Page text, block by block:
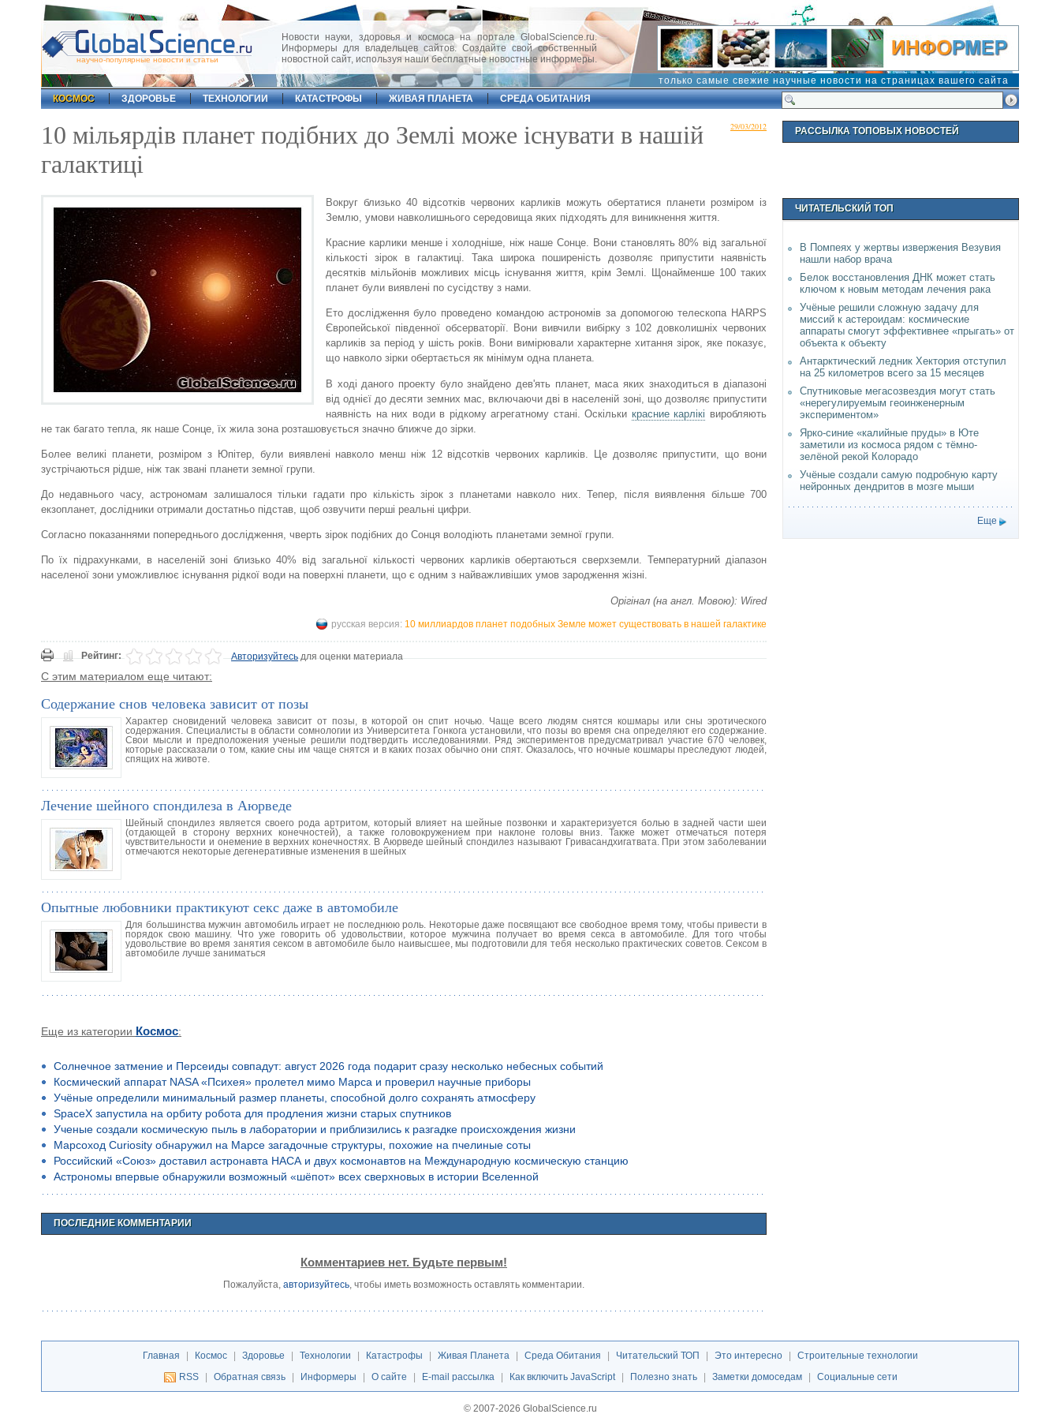
научно-популярные новости и статьи
Новости науки, здоровья и космоса на портале GlobalScience.ru.
Информеры для владельцев сайтов. Создайте свой собственный
новостной сайт, используя наши бесплатные новостные информеры.
только самые свежие научные новости на страницах вашего сайта
КОСМОС
ЗДОРОВЬЕ ТЕХНОЛОГИИ КАТАСТРОФЫ ЖИВАЯ ПЛАНЕТА СРЕДА ОБИТАНИЯ
29/03/2012
10 мільярдів планет подібних до Землі може існувати в нашій
галактиці
Вокруг близько 40 відсотків червоних карликів можуть обертатися планети розміром із
Землю, умови навколишнього середовища яких підходять для виникнення життя.
Красние карлики менше і холодніше, ніж наше Сонце. Вони становлять 80% від загальної
кількості зірок в галактиці. Така широка поширеність дозволяє припустити наявність
десятків мільйонів можливих місць існування життя, крім Землі. Щонайменше 100 таких
планет були виявлені по сусідству з нами.
Ето дослідження було проведено командою астрономів за допомогою телескопа HARPS
Європейської південної обсерваторії. Вони вивчили вибірку з 102 довколишніх червоних
карликів за період у шість років. Вони вимірювали характерне хитання зірок, яке показує,
що навколо зірки обертається як мінімум одна планета.
В ході даного проекту було знайдено дев'ять планет, маса яких знаходиться в діапазоні
від однієї до десяти земних мас, включаючи дві в населеній зоні, що дозволяє припустити
наявність на них води в рідкому агрегатному стані. Оскільки красние карлікі виробляють
не так багато тепла, як наше Сонце, їх жила зона розташовується значно ближче до зірки.
Более великі планети, розміром з Юпітер, були виявлені навколо менш ніж 12 відсотків червоних карликів. Це дозволяє припустити, що вони
зустрічаються рідше, ніж так звані планети земної групи.
До недавнього часу, астрономам залишалося тільки гадати про кількість зірок з планетами навколо них. Тепер, після виявлення більше 700
екзопланет, дослідники отримали достатньо підстав, щоб озвучити перші реальні цифри.
Согласно показаннями попереднього дослідження, чверть зірок подібних до Сонця володіють планетами земної групи.
По їх підрахунками, в населеній зоні близько 40% від загальної кількості червоних карликів обертаються сверхземли. Температурний діапазон
населеної зони уможливлює існування рідкої води на поверхні планети, що є одним з найважливіших умов зародження жізні.
Орігінал (на англ. Мовою): Wired
русская версия: 10 миллиардов планет подобных Земле может существовать в нашей галактике
Рейтинг: Авторизуйтесьдля оценки материала
С этим материалом еще читают:
Содержание снов человека зависит от позы
Характер сновидений человека зависит от позы, в которой он спит ночью. Чаще всего людям снятся кошмары или сны эротического
содержания. Специалисты в области сомнологии из Университета Гонкога установили, что позы во время сна определяют его содержание.
Свои мысли и предположения ученые решили подтвердить исследованиями. Ряд экспериментов предусматривал участие 670 человек,
которые рассказали о том, какие сны им чаще снятся и в каких позах обычно они спят. Оказалось, что ночные кошмары преследуют людей,
спящих на животе.
Лечение шейного спондилеза в Аюрведе
Шейный спондилез является своего рода артритом, который влияет на шейные позвонки и характеризуется болью в задней части шеи
(отдающей в сторону верхних конечностей), а также головокружением при наклоне головы вниз. Также может отмечаться потеря
чувствительности и онемение в верхних конечностях. В Аюрведе шейный спондилез называют Гривасандхигатвата. При этом заболевании
отмечаются некоторые дегенеративные изменения в шейных
Опытные любовники практикуют секс даже в автомобиле
Для большинства мужчин автомобиль играет не последнюю роль. Некоторые даже посвящают все свободное время тому, чтобы привести в
порядок свою машину. Что уже говорить об удовольствии, которое мужчина получает во время секса в автомобиле. Для того чтобы
удовольствие во время занятия сексом в автомобиле было наивысшее, мы подготовили для тебя несколько практических советов. Сексом в
автомобиле лучше заниматься
Еще из категории Космос:
Солнечное затмение и Персеиды совпадут: август 2026 года подарит сразу несколько небесных событий
Космический аппарат NASA «Психея» пролетел мимо Марса и проверил научные приборы
Учёные определили минимальный размер планеты, способной долго сохранять атмосферу
SpaceX запустила на орбиту робота для продления жизни старых спутников
Ученые создали космическую пыль в лаборатории и приблизились к разгадке происхождения жизни
Марсоход Curiosity обнаружил на Марсе загадочные структуры, похожие на пчелиные соты
Российский «Союз» доставил астронавта НАСА и двух космонавтов на Международную космическую станцию
Астрономы впервые обнаружили возможный «шёпот» всех сверхновых в истории Вселенной
ПОСЛЕДНИЕ КОММЕНТАРИИ
Комментариев нет. Будьте первым!
Пожалуйста, авторизуйтесь , чтобы иметь возможность оставлять комментарии.
РАССЫЛКА ТОПОВЫХ НОВОСТЕЙ
ЧИТАТЕЛЬСКИЙ ТОП
В Помпеях у жертвы извержения Везувия
нашли набор врача
Белок восстановления ДНК может стать
ключом к новым методам лечения рака
Учёные решили сложную задачу для
миссий к астероидам: космические
аппараты смогут эффективнее «прыгать» от
объекта к объекту
Антарктический ледник Хектория отступил
на 25 километров всего за 15 месяцев
Спутниковые мегасозвездия могут стать
«нерегулируемым геоинженерным
экспериментом»
Ярко-синие «калийные пруды» в Юте
заметили из космоса рядом с тёмно-
зелёной рекой Колорадо
Учёные создали самую подробную карту
нейронных дендритов в мозге мыши
Еще
Главная | Космос | Здоровье | Технологии | Катастрофы | Живая Планета | Среда Обитания | Читательский ТОП | Это интересно |
Строительные технологии
RSS
| Обратная связь | Информеры | О сайте | E-mail рассылка | Как включить JavaScript | Полезно знать | Заметки домоседам | Социальные сети
© 2007-2026 GlobalScience.ru